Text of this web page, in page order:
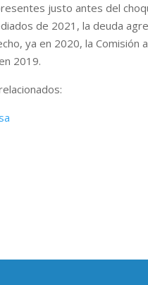
justo antes del
de 2021, la deuda
ya en 2020, la
2019.